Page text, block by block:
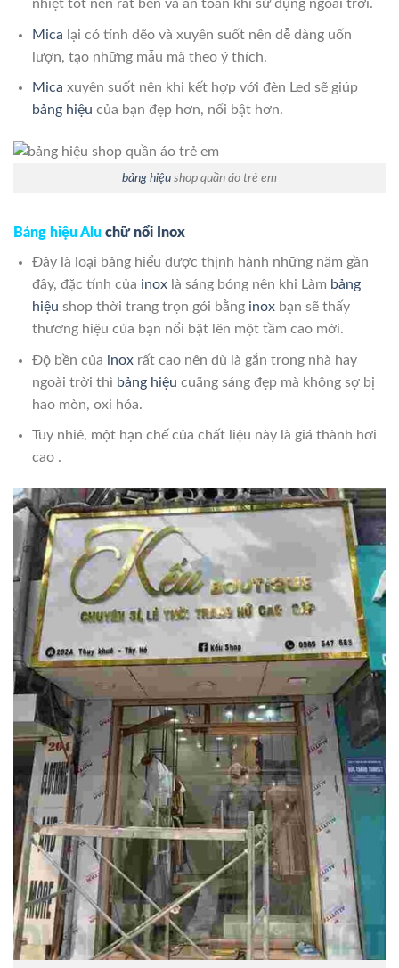
nhiệt tốt nên rất bền và an toàn khi sử dụng ngoài trời.
Mica lại có tính dẽo và xuyên suốt nên dễ dàng uốn
lượn, tạo những mẫu mã theo ý thích.
Mica xuyên suốt nên khi kết hợp với đèn Led sẽ giúp
bảng hiệu của bạn đẹp hơn, nổi bật hơn.
bảng hiệu shop quần áo trẻ em
Bảng hiệu Alu chữ nổi Inox
Đây là loại bảng hiểu được thịnh hành những năm gần
đây, đặc tính của inoxlà sáng bóng nên khi Làm bảng
hiệu shop thời trang trọn gói bằng inoxbạn sẽ thấy
thương hiệu của bạn nổi bật lên một tầm cao mới.
Độ bền của inoxrất cao nên dù là gắn trong nhà hay
ngoài trời thì bảng hiệu cuãng sáng đẹp mà không sợ bị
hao mòn, oxi hóa.
Tuy nhiê, một hạn chế của chất liệu này là giá thành hơi
cao .